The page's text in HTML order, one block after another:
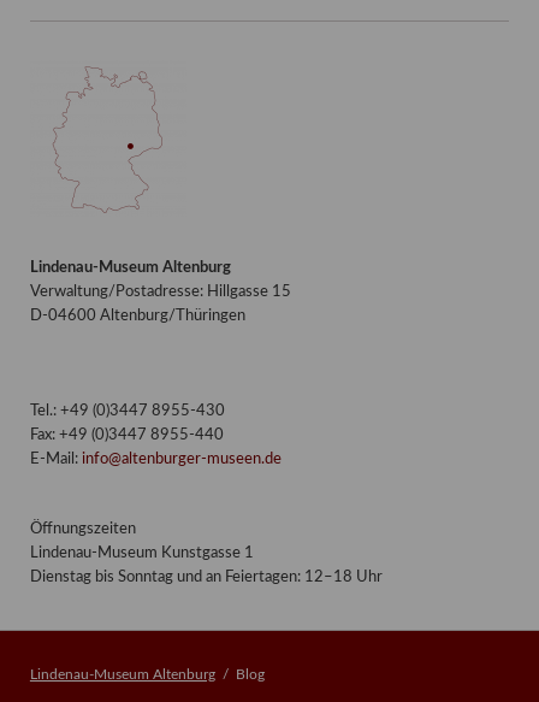
Lindenau-Museum Altenburg
Verwaltung/Postadresse: Hillgasse 15
D-04600 Altenburg/Thüringen
Tel.: +49 (0)3447 8955-430
Fax: +49 (0)3447 8955-440
E-Mail: info@altenburger-museen.de
Öffnungszeiten
Lindenau-Museum Kunstgasse 1
Dienstag bis Sonntag und an Feiertagen: 12–18 Uhr
Lindenau-Museum Altenburg Blog